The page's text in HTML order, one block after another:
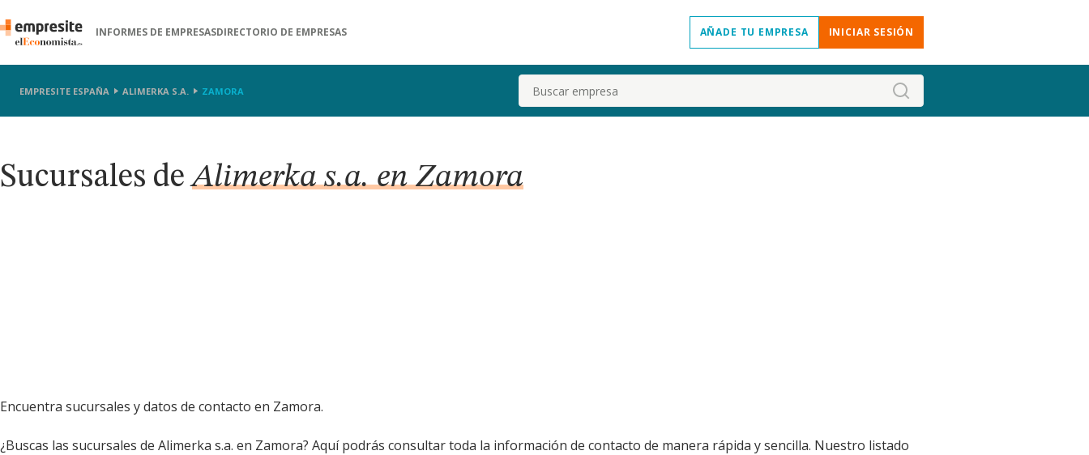
INFORMES DE EMPRESASDIRECTORIO DE EMPRESAS AÑADE TU EMPRESA INICIAR SESIÓN
EMPRESITE ESPAÑA ALIMERKA S.A. ZAMORA Buscar
Sucursales deAlimerka s.a. en Zamora
Encuentra sucursales y datos de contacto en Zamora.
¿Buscas las sucursales de Alimerka s.a. en Zamora? Aquí podrás consultar toda la información de contacto de manera rápida y sencilla. Nuestro listado